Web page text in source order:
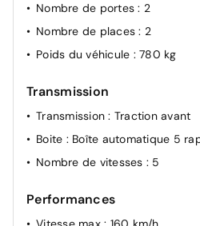
Nombre de portes: 2
Nombre de places: 2
Poids du véhicule : 780 kg
Transmission
Transmission: Traction avant
Boite : Boîte automatique 5
Nombre de vitesses : 5
Performances